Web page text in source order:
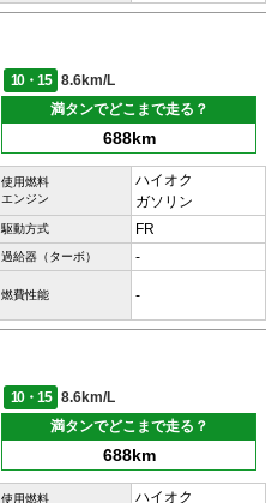
10・15
8.6km/L
満タンでどこまで走る？
688km
使用燃料
エンジン
ハイオク
ガソリン
駆動方式 FR
過給器（ターボ） -
燃費性能 -
10・15
8.6km/L
満タンでどこまで走る？
688km
使用燃料 ハイオク